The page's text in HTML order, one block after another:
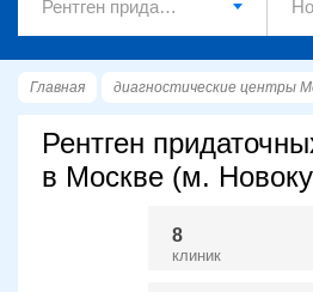
Главная диагностические центры
Рентген
в Москве (м.
8
клиник